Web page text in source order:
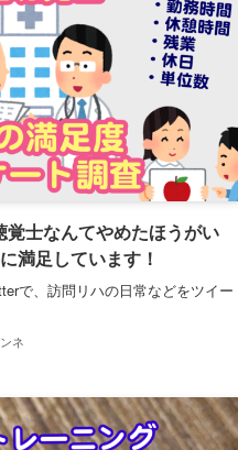
覚士なんてやめたほうがい
満足しています！
で、訪問リハの日常などをツイー
ネ